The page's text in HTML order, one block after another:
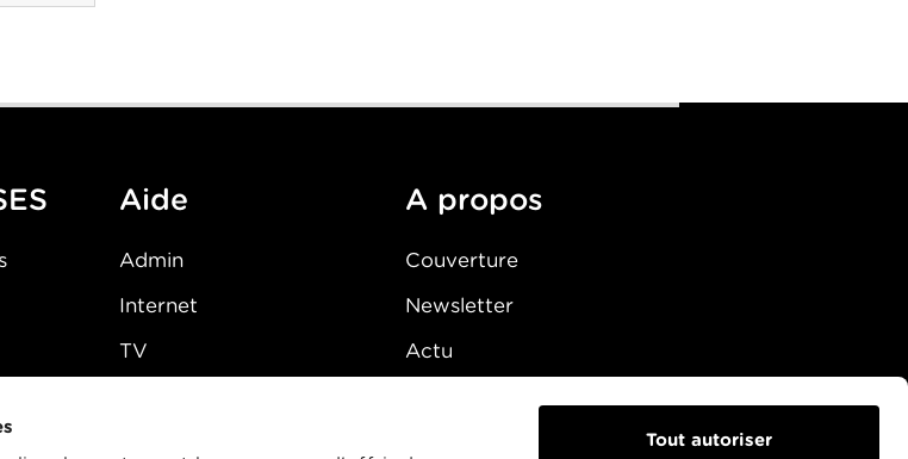
Tout autoriser
Aide
Admin
Internet
TV
A propos
Couverture
Newsletter
Actu